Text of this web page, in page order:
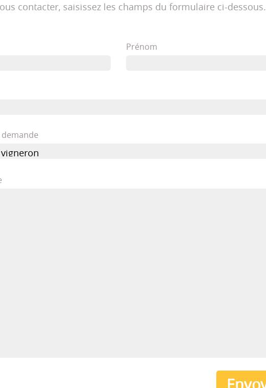
contacter, saisissez les champs du formulaire ci-dessous.
Prénom